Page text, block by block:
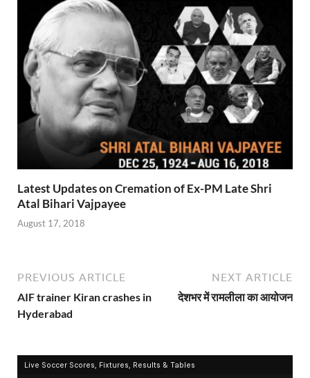
Latest Updates on Cremation of Ex-PM Late Shri
Atal Bihari Vajpayee
August 17, 2018
PREVIOUS ARTICLE
AIF trainer Kiran crashes in
Hyderabad
NEXT ARTICLE
देशभर में रामलीला का आयोजन